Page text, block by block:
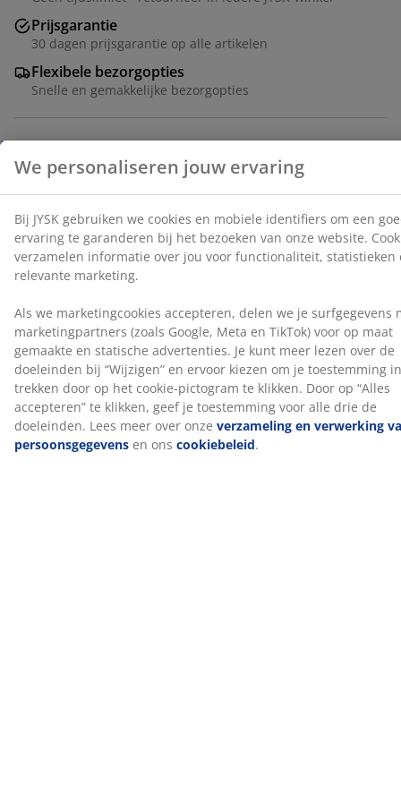
Prijsgarantie
30 dagen prijsgarantie op alle artikelen
Flexibele bezorgopties
Snelle en gemakkelijke bezorgopties
Luxe tuinkussen met duurzame, structuurgeweven
Artikelnummer: 6415630
Specificaties
Beoordelingen
(37)
marketing.
Als we marketingcookies accepteren, delen we je
surfgegevens met marketingpartners (zoals Google,
“Wijzigen” en ervoor kiezen om je toestemming in te
trekken door op het cookie-pictogram te klikken. Door
op “Alles accepteren” te klikken, geef je toestemming
voor alle drie de doeleinden. Lees meer over onze
verzameling en verwerking van persoonsgegevens en
onscookiebeleid.